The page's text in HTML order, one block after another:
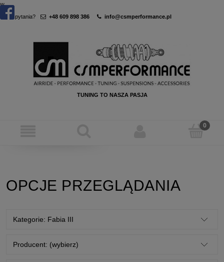
w
Masz pytania? +48 609 898 386 info@csmperformance.pl
TUNING TO NASZA PASJA
OPCJE PRZEGLĄDANIA
Kategorie: Fabia III
Producent: (wybierz)